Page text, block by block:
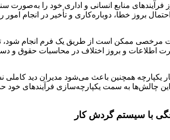
فرآیندهای منابع انسانی و اداری خود را
بروز خطا، دوباره‌کاری و تأخیر در انجام امور
مرخصی ممکن است از طریق یک فرم انجام شود،
اطلاعات و بروز اختلاف در محاسبات حقوق و
یکپارچه همچنین باعث می‌شود مدیران دید کاملی
چالش‌ها به سمت یکپارچه‌سازی فرآیندهای خود
با سیستم گردش کار